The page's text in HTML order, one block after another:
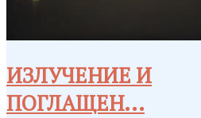
ИЗЛУЧЕНИЕ И
ПОГЛАЩЕН...